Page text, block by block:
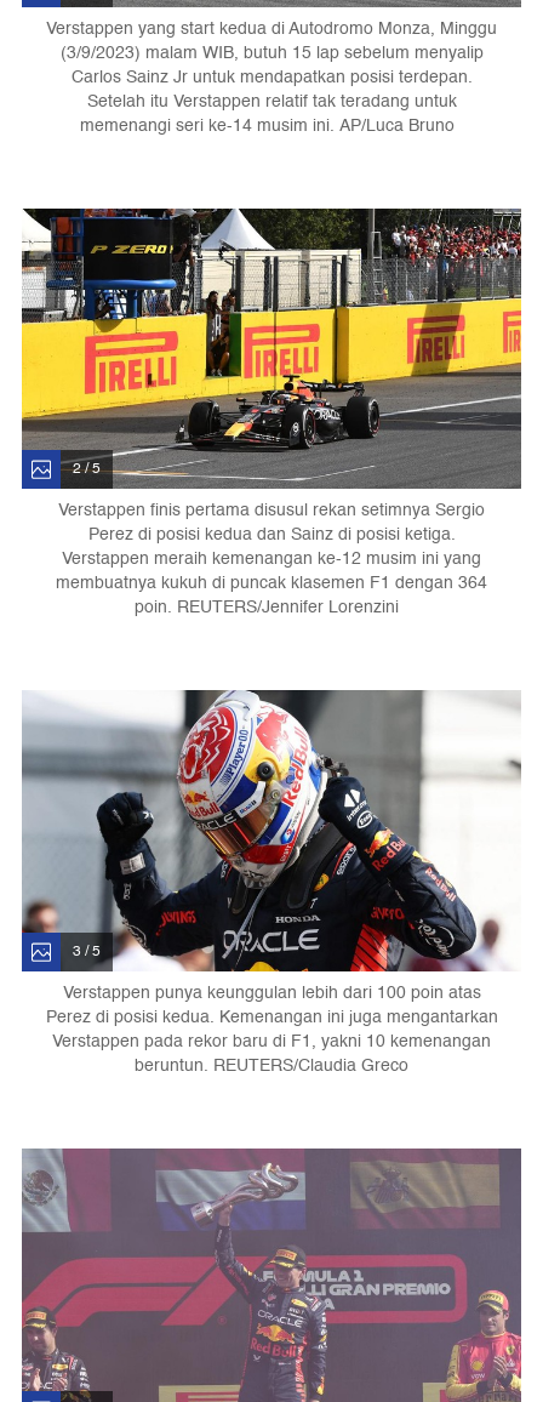
Verstappen yang start kedua di Autodromo Monza, Minggu
(3/9/2023) malam WIB, butuh 15 lap sebelum menyalip
Carlos Sainz Jr untuk mendapatkan posisi terdepan.
Setelah itu Verstappen relatif tak teradang untuk
memenangi seri ke-14 musim ini. AP/Luca Bruno
2 / 5
Verstappen finis pertama disusul rekan setimnya Sergio
Perez di posisi kedua dan Sainz di posisi ketiga.
Verstappen meraih kemenangan ke-12 musim ini yang
membuatnya kukuh di puncak klasemen F1 dengan 364
poin. REUTERS/Jennifer Lorenzini
3 / 5
Verstappen punya keunggulan lebih dari 100 poin atas
Perez di posisi kedua. Kemenangan ini juga mengantarkan
Verstappen pada rekor baru di F1, yakni 10 kemenangan
beruntun. REUTERS/Claudia Greco